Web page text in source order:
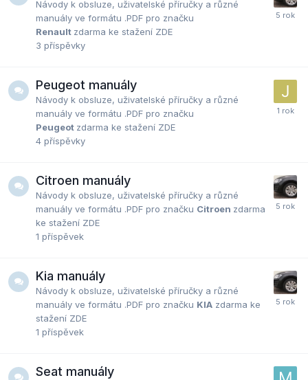
Návody k obsluze, uživatelské příručky a různé
manuály ve formátu .PDF pro značku
Renault zdarma ke stažení ZDE
3 příspěvky
Peugeot manuály
Návody k obsluze, uživatelské příručky a různé
manuály ve formátu .PDF pro značku
Peugeot zdarma ke stažení ZDE
4 příspěvky
Citroen manuály
Návody k obsluze, uživatelské příručky a různé
manuály ve formátu .PDF pro značku Citroen zdarma
ke stažení ZDE
1 příspěvek
Kia manuály
Návody k obsluze, uživatelské příručky a různé
manuály ve formátu .PDF pro značku KIA zdarma ke
stažení ZDE
1 příspěvek
Seat manuály